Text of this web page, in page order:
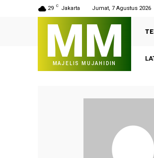
29 C Jakarta Jumat, 7 Agustus 2026
MM
MAJELIS MUJAHIDIN